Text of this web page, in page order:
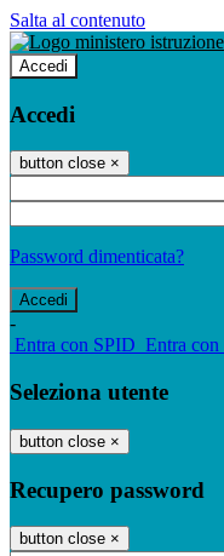
Salta al contenuto
Accedi
Accedi
button close ×
Password dimenticata?
-
Entra con SPID Entra con
Seleziona utente
button close ×
Recupero password
button close ×